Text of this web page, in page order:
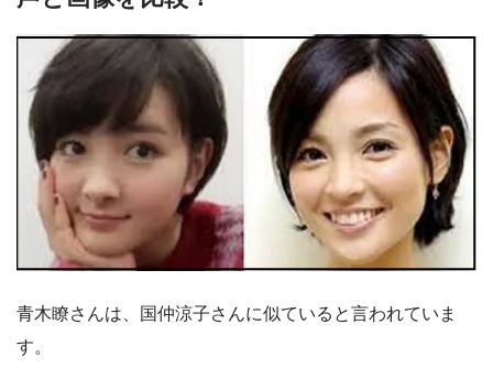
青木瞭さんは、国仲涼子さんに似ていると言われていま
す。